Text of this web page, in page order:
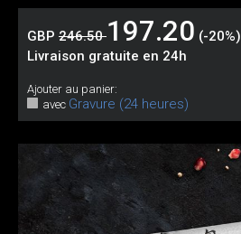
GBP 246.50197.20 (-20%)
Livraison gratuite en 24h
Ajouter au panier:
avec Gravure (24 heures)